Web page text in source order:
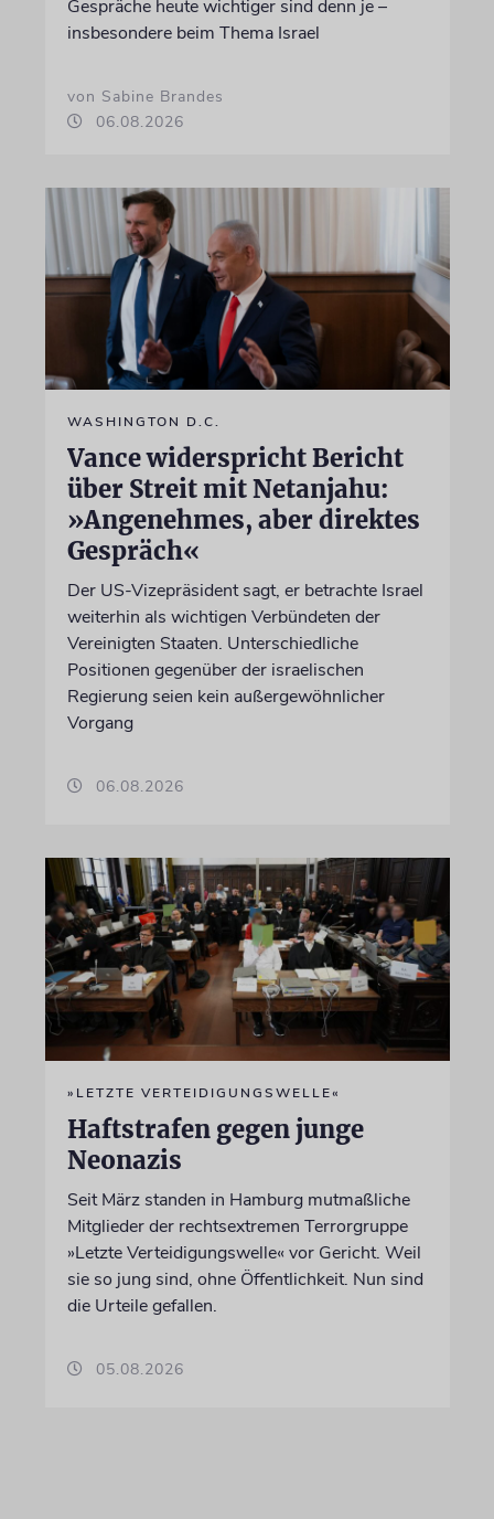
Gespräche heute wichtiger sind denn je –
insbesondere beim Thema Israel
von Sabine Brandes
06.08.2026
WASHINGTON D.C.
Vance widerspricht Bericht
über Streit mit Netanjahu:
»Angenehmes, aber direktes
Gespräch«
Der US-Vizepräsident sagt, er betrachte Israel
weiterhin als wichtigen Verbündeten der
Vereinigten Staaten. Unterschiedliche
Positionen gegenüber der israelischen
Regierung seien kein außergewöhnlicher
Vorgang
06.08.2026
»LETZTE VERTEIDIGUNGSWELLE«
Haftstrafen gegen junge
Neonazis
Seit März standen in Hamburg mutmaßliche
Mitglieder der rechtsextremen Terrorgruppe
»Letzte Verteidigungswelle« vor Gericht. Weil
sie so jung sind, ohne Öffentlichkeit. Nun sind
die Urteile gefallen.
05.08.2026